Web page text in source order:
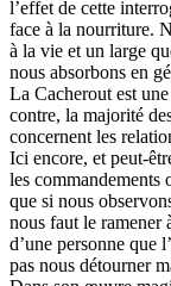
l’effet de cette
face à la nourriture.
à la vie et un large
nous absorbons en
La Cacherout est
contre, la majorité
concernent les
Ici encore, et peut-
les
que si nous
nous faut le ramener
d’une personne que
pas nous détourner